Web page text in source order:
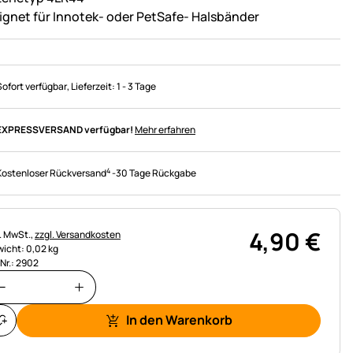
für Innotek- oder PetSafe- Halsbänder
verfügbar, Lieferzeit:1 - 3 Tage
verfügbar!Mehr erfahren
Rückversand4-30 Tage Rückgabe
MwSt.,zzgl. Versandkosten
0,02 kg
2902
4,90€
In den Warenkorb